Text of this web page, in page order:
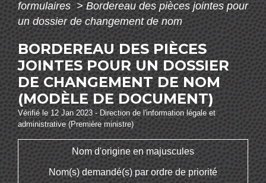
formulaires > Bordereau des pièces jointes pour
un dossier de changement de nom
BORDEREAU DES PIÈCES
JOINTES POUR UN DOSSIER
DE CHANGEMENT DE NOM
(MODÈLE DE DOCUMENT)
Vérifié le 12 Jan 2023 - Direction de l'information légale et
administrative (Première ministre)
Nom d'origine en majuscules
Nom(s) demandé(s) par ordre de priorité